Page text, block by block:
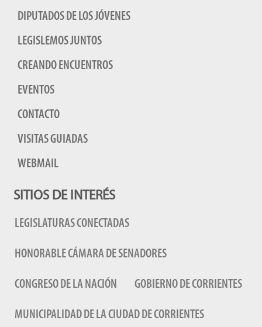
DIPUTADOS DE LOS JÓVENES
LEGISLEMOS JUNTOS
CREANDO ENCUENTROS
EVENTOS
CONTACTO
VISITAS GUIADAS
WEBMAIL
SITIOS DE INTERÉS
LEGISLATURAS CONECTADAS
HONORABLE CÁMARA DE SENADORES
CONGRESO DE LA NACIÓN GOBIERNO DE CORRIENTES
MUNICIPALIDAD DE LA CIUDAD DE CORRIENTES